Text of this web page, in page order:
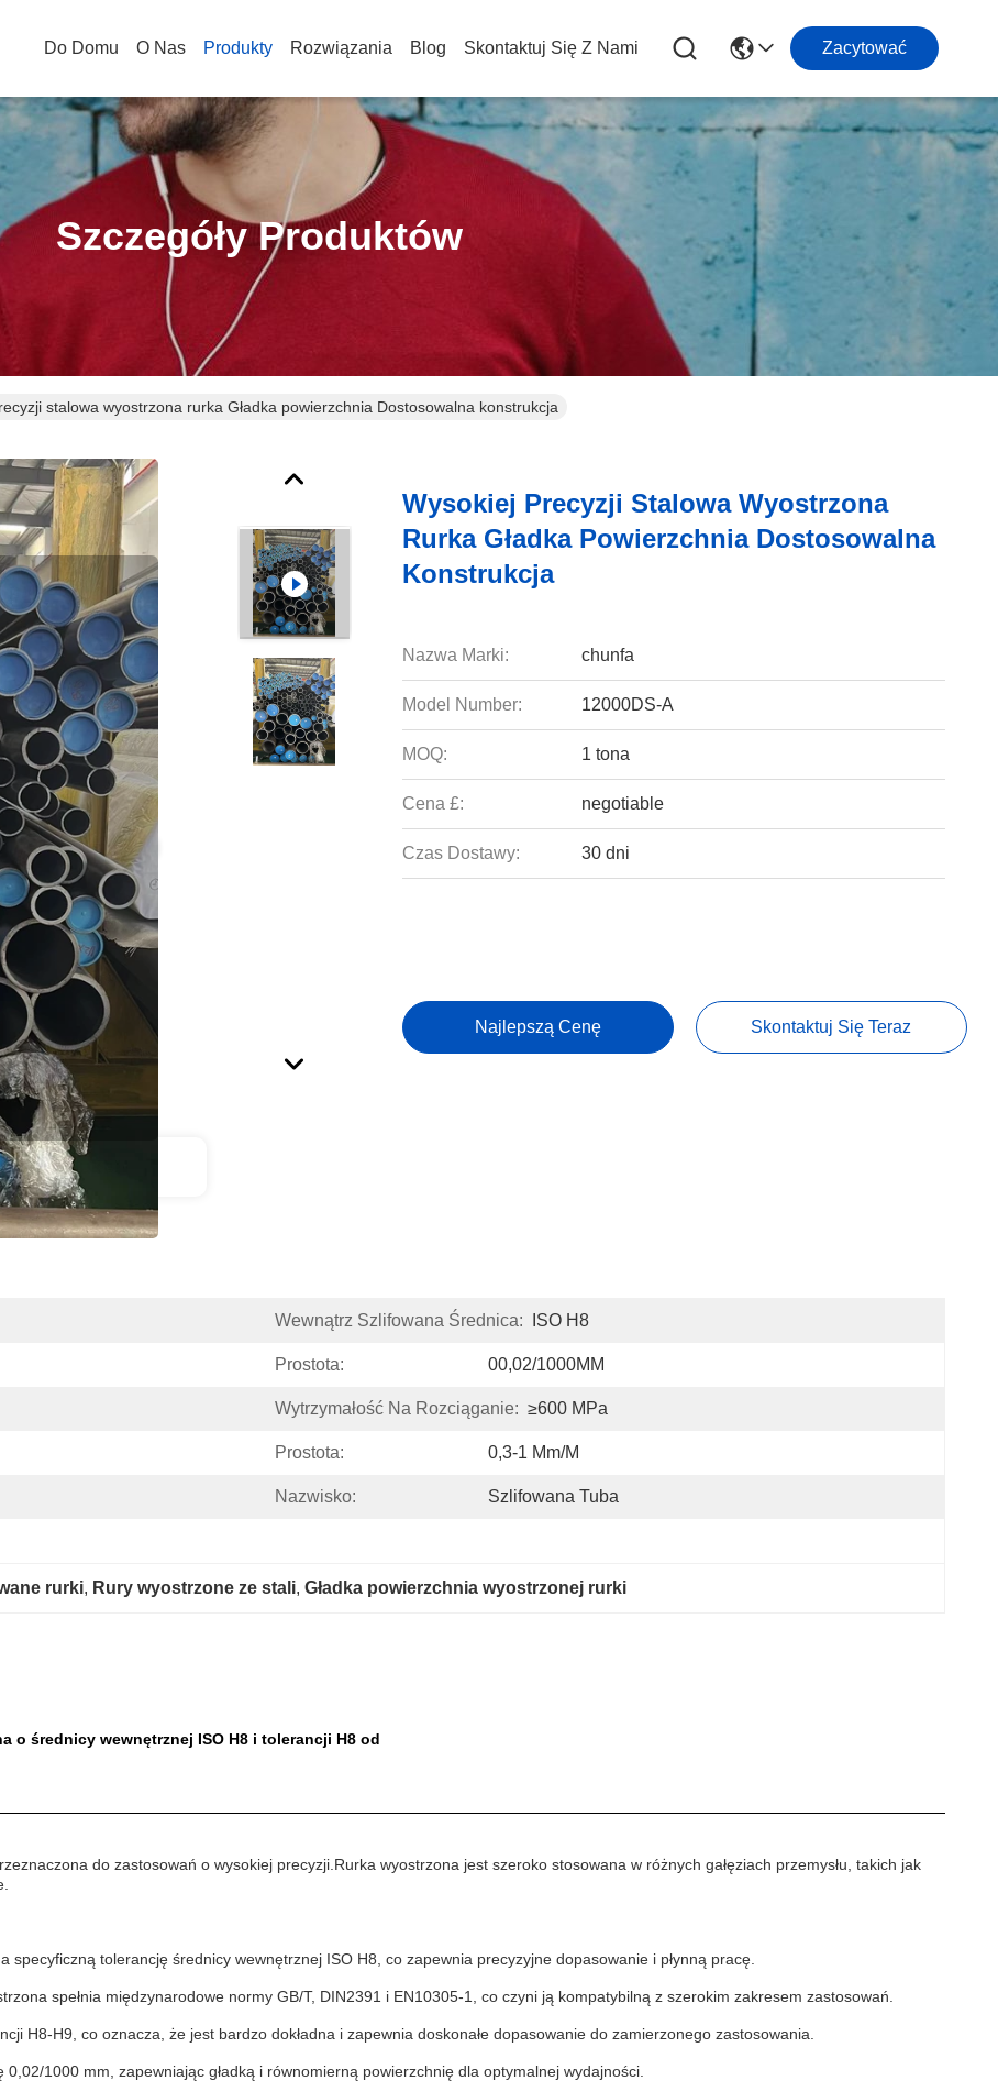
Do Domu O Nas Produkty Rozwiązania Blog Skontaktuj Się Z Nami Zacytować
Szczegóły Produktów
stalowa wyostrzona rurka Gładka powierzchnia Dostosowalna konstrukcja
Wysokiej Precyzji Stalowa Wyostrzona
Rurka Gładka Powierzchnia Dostosowalna
Konstrukcja
Nazwa Marki: chunfa
Model Number: 12000DS-A
MOQ: 1 tona
Cena £: negotiable
Czas Dostawy: 30 dni
Najlepszą Cenę Skontaktuj Się Teraz
Produktu
Wewnątrz Szlifowana Średnica: ISO H8
Prostota: 00,02/1000MM
Wytrzymałość Na Rozciąganie: ≥600 MPa
Prostota: 0,3-1 Mm/m
Nazwisko: Szlifowana Tuba
rurki, Rury wyostrzone ze stali, Gładka powierzchnia wyostrzonej rurki
o średnicy wewnętrznej ISO H8 i tolerancji H8 od
do zastosowań o wysokiej precyzji.Rurka wyostrzona jest szeroko stosowana w różnych gałęziach przemysłu, takich jak
specyficzną tolerancję średnicy wewnętrznej ISO H8, co zapewnia precyzyjne dopasowanie i płynną pracę.
spełnia międzynarodowe normy GB/T, DIN2391 i EN10305-1, co czyni ją kompatybilną z szerokim zakresem zastosowań.
H8-H9, co oznacza, że jest bardzo dokładna i zapewnia doskonałe dopasowanie do zamierzonego zastosowania.
1000 mm, zapewniając gładką i równomierną powierzchnię dla optymalnej wydajności.